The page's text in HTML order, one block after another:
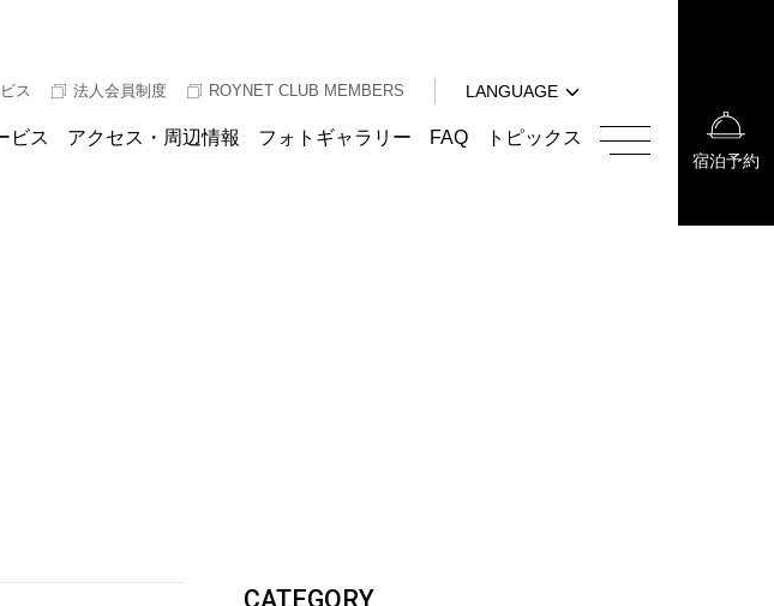
ス 法人会員制度 ROYNET CLUB MEMBERS
LANGUAGE
English
ビス アクセス・周辺情報 フォトギャラリー FAQ トピックス
CATEGORY
한국어
宿泊予約